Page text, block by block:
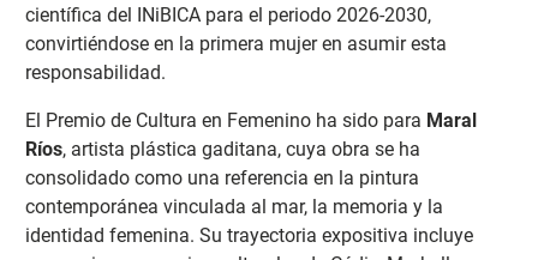
científica del INiBICA para el periodo 2026-2030,
convirtiéndose en la primera mujer en asumir esta
responsabilidad.
El Premio de Cultura en Femenino ha sido para Maral
Ríos, artista plástica gaditana, cuya obra se ha
consolidado como una referencia en la pintura
contemporánea vinculada al mar, la memoria y la
identidad femenina. Su trayectoria expositiva incluye